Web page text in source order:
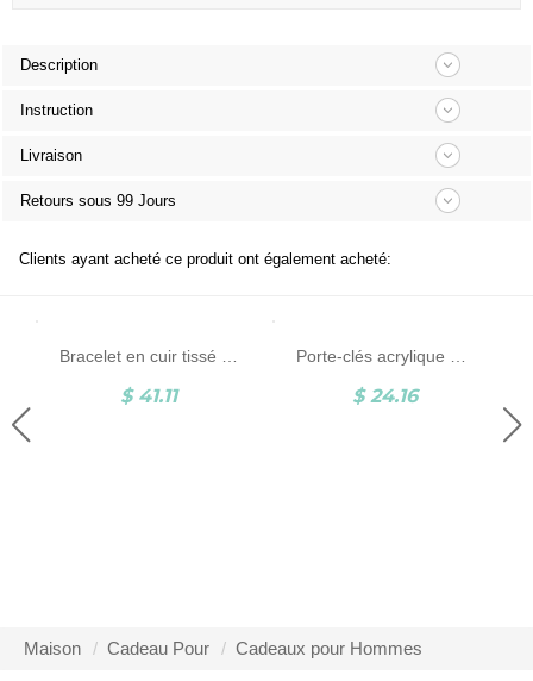
Description
Instruction
Livraison
Retours sous 99 Jours
Clients ayant acheté ce produit ont également acheté:
$ 41.11 $ 24.16
Maison Cadeau Pour Cadeaux pour Hommes